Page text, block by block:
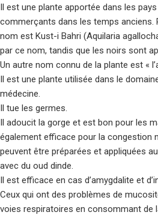
Il est une plante apportée dans les
commerçants dans les temps anciens.
nom est Kust-i Bahri (Aquilaria
par ce nom, tandis que les noirs sont
Un autre nom connu de la plante est «
Il est une plante utilisée dans le
médecine.
Il tue les germes.
Il adoucit la gorge et est bon pour les
également efficace pour la congestion
peuvent être préparées et appliquées
avec du oud dinde.
Il est efficace en cas d’amygdalite et
Ceux qui ont des problèmes de
voies respiratoires en consommant de